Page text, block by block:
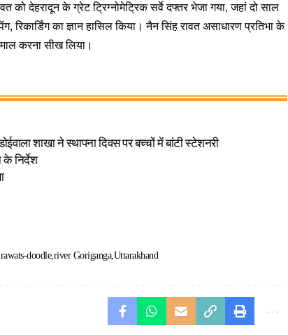
देहरादून के ग्रेट ट्रिग्नोमेट्रिक सर्वे दफ्तर भेजा गया, जहां दो साल
रिकार्डिंग का ज्ञान हासिल किया। नैन सिंह रावत असाधारण प्रतिभा के
करना सीख लिया।
शाखा ने स्थापना दिवस पर बच्चों में बांटी स्टेशनरी
निर्देश
doodle river Goriganga Uttarakhand